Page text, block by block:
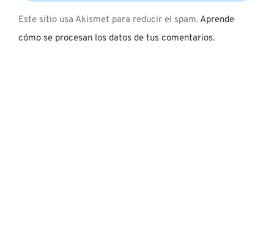
Este sitio usa Akismet para reducir el spam. Aprende
cómo se procesan los datos de tus comentarios.